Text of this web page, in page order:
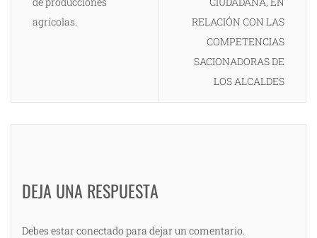
agrícolas.
RELACIÓN CON LAS
COMPETENCIAS
SACIONADORAS DE
LOS ALCALDES
DEJA UNA RESPUESTA
Debes estar conectado para dejar un comentario.